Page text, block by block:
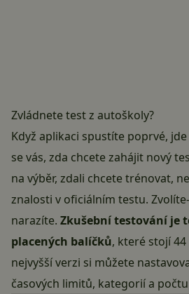
Zvládnete test z autoškoly?
Když aplikaci spustíte poprvé,
se vás, zda chcete zahájit nový
na výběr, zdali chcete trénovat,
znalosti v oficiálním testu.
narazíte. Zkušební testování je
placených balíčků, které stojí 44
nejvyšší verzi si můžete
časových limitů, kategorií a